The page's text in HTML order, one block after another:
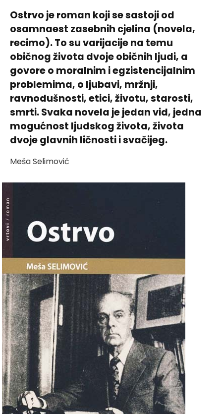
Ostrvo je roman koji se sastoji od
osamnaest zasebnih cjelina (novela,
recimo). To su varijacije na temu
običnog života dvoje običnih ljudi, a
govore o moralnim i egzistencijalnim
problemima, o ljubavi, mržnji,
ravnodušnosti, etici, životu, starosti,
smrti. Svaka novela je jedan vid, jedna
mogućnost ljudskog života, života
dvoje glavnih ličnosti i svačijeg.
Meša Selimović